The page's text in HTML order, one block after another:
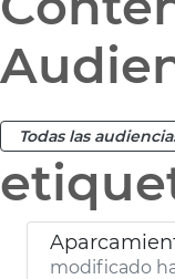
Todas las
modificado